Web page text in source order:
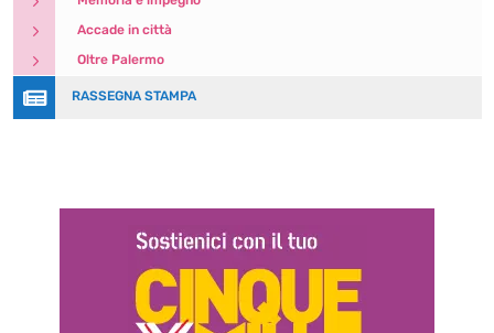
5 Accade in città
5 Oltre Palermo
 RASSEGNA STAMPA